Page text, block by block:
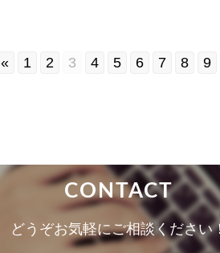
« 1 2 3 4 5 6 7 8 9
CONTACT
どうぞお気軽にご相談ください